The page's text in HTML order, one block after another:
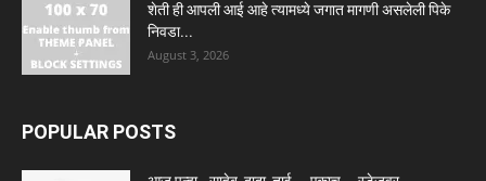
शेती ही आपली आई आहे त्यामध्ये जगात मागणी असलेली पिके
निवडा...
August 3, 2026
POPULAR POSTS